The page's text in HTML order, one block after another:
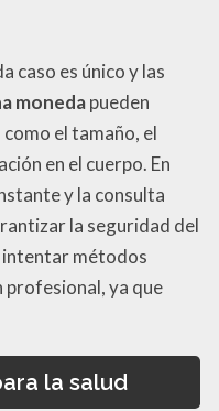
caso es único y las
monedapueden
el tamaño, el
en el cuerpo. En
y la consulta
la seguridad del
intentar métodos
profesional, ya que
la salud